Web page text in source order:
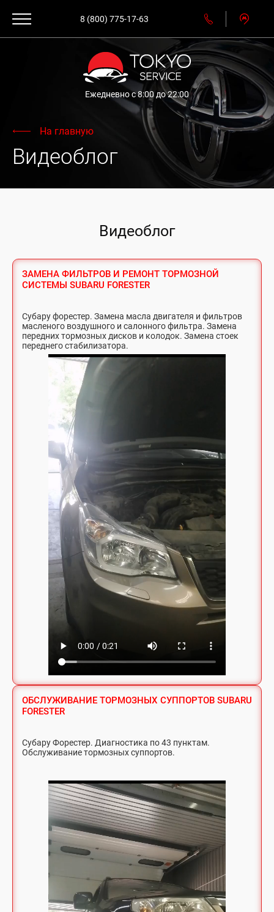
8 (800) 775-17-63
Ежедневно с 8:00 до 22:00
На главную
Видеоблог
Видеоблог
ЗАМЕНА ФИЛЬТРОВ И РЕМОНТ ТОРМОЗНОЙ
СИСТЕМЫ SUBARU FORESTER
Субару форестер. Замена масла двигателя и фильтров
масленого воздушного и салонного фильтра. Замена
передних тормозных дисков и колодок. Замена стоек
переднего стабилизатора.
ОБСЛУЖИВАНИЕ ТОРМОЗНЫХ СУППОРТОВ SUBARU
FORESTER
Субару Форестер. Диагностика по 43 пунктам.
Обслуживание тормозных суппортов.